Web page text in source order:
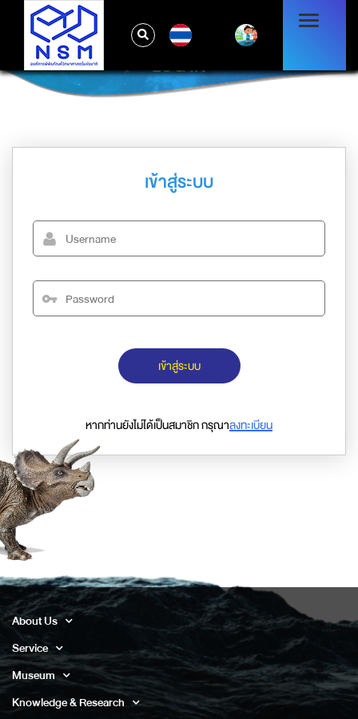
LOG IN
เข้าสู่ระบบ
เข้าสู่ระบบ
หากท่านยังไม่ได้เป็นสมาชิก กรุณาลงทะเบียน
About Us
Service
Museum
Knowledge & Research